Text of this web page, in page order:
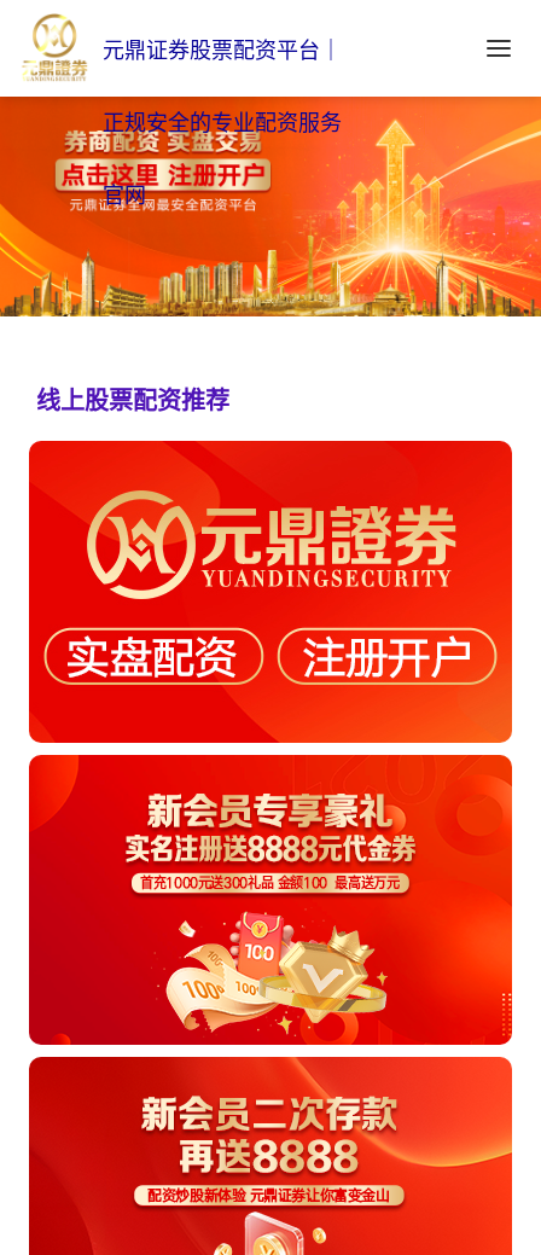
元鼎证券股票配资平台｜
正规安全的专业配资服务
官网
线上股票配资推荐